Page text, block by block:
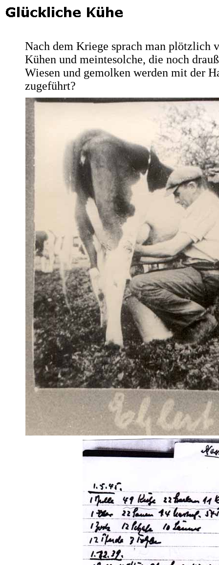
Nach dem Kriege sprach man plötzlich
Kühen und meintesolche, die noch
Wiesen und gemolken werden mit der
zugeführt?